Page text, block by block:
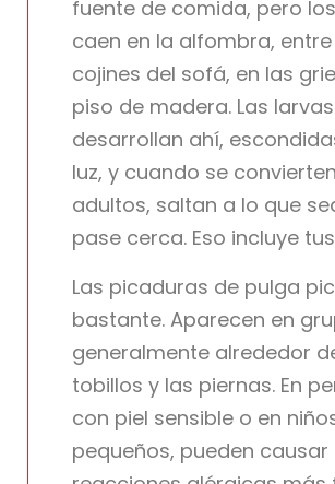
fuente de comida, pero
caen en la alfombra,
cojines del sofá, en las
piso de madera. Las
desarrollan ahí,
luz, y cuando se
adultos, saltan a lo que
pase cerca. Eso incluye
Las picaduras de pulga
bastante. Aparecen en
generalmente alrededor
tobillos y las piernas. En
con piel sensible o en
pequeños, pueden causar